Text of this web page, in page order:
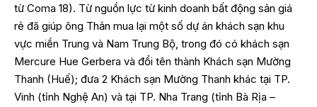
từ Coma 18). Từ nguồn lực từ kinh doanh bất động sản giá
rẻ đã giúp ông Thản mua lại một số dự án khách sạn khu
vực miền Trung và Nam Trung Bộ, trong đó có khách sạn
Mercure Hue Gerbera và đổi tên thành Khách sạn Mường
Thanh (Huế); đưa 2 Khách sạn Mường Thanh khác tại TP.
Vinh (tỉnh Nghệ An) và tại TP. Nha Trang (tỉnh Bà Rịa –